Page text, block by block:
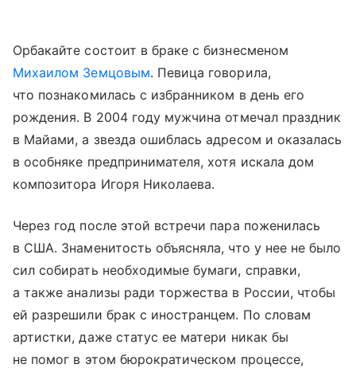
Орбакайте состоит в браке с бизнесменом
Михаилом Земцовым. Певица говорила,
что познакомилась с избранником в день его
рождения. В 2004 году мужчина отмечал праздник
в Майами, а звезда ошиблась адресом и оказалась
в особняке предпринимателя, хотя искала дом
композитора Игоря Николаева.
Через год после этой встречи пара поженилась
в США. Знаменитость объясняла, что у нее не было
сил собирать необходимые бумаги, справки,
а также анализы ради торжества в России, чтобы
ей разрешили брак с иностранцем. По словам
артистки, даже статус ее матери никак бы
не помог в этом бюрократическом процессе,